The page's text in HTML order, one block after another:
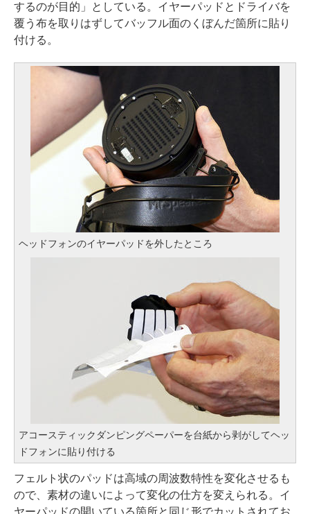
するのが目的」としている。イヤーパッドとドライバを
覆う布を取りはずしてバッフル面のくぼんだ箇所に貼り
付ける。
ヘッドフォンのイヤーパッドを外したところ
アコースティックダンピングペーパーを台紙から剥がしてヘッ
ドフォンに貼り付ける
フェルト状のパッドは高域の周波数特性を変化させるも
ので、素材の違いによって変化の仕方を変えられる。イ
ヤーパッドの開いている箇所と同じ形でカットされてお